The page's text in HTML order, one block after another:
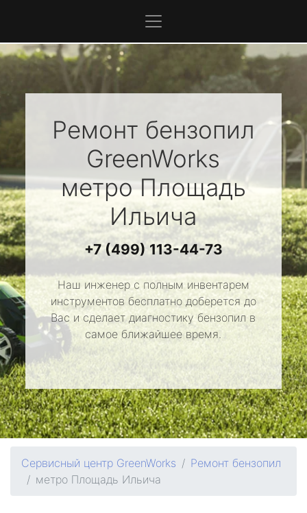
Ремонт бензопил
GreenWorks
метро Площадь
Ильича
+7 (499) 113-44-73
Наш инженер с полным инвентарем
инструментов бесплатно доберется до
Вас и сделает диагностику бензопил в
самое ближайшее время.
Сервисный центр GreenWorks
Ремонт бензопил
метро Площадь Ильича